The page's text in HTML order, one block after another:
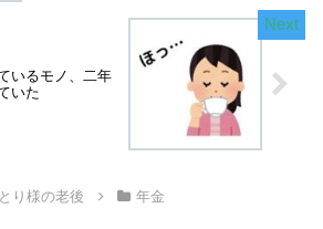
いるモノ、二年
いた
り様の老後 年金